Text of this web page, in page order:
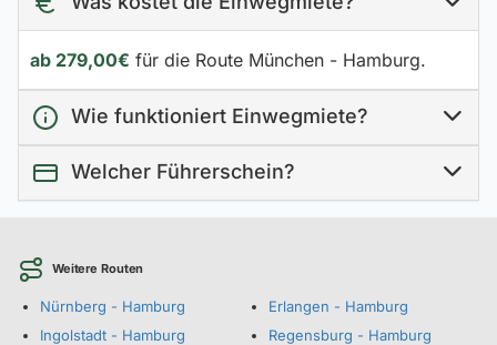
ab 279,00€ für die Route München - Hamburg.
Wie funktioniert Einwegmiete?
Welcher Führerschein?
Weitere Routen
Nürnberg - Hamburg
Ingolstadt - Hamburg
Erlangen - Hamburg
Regensburg - Hamburg